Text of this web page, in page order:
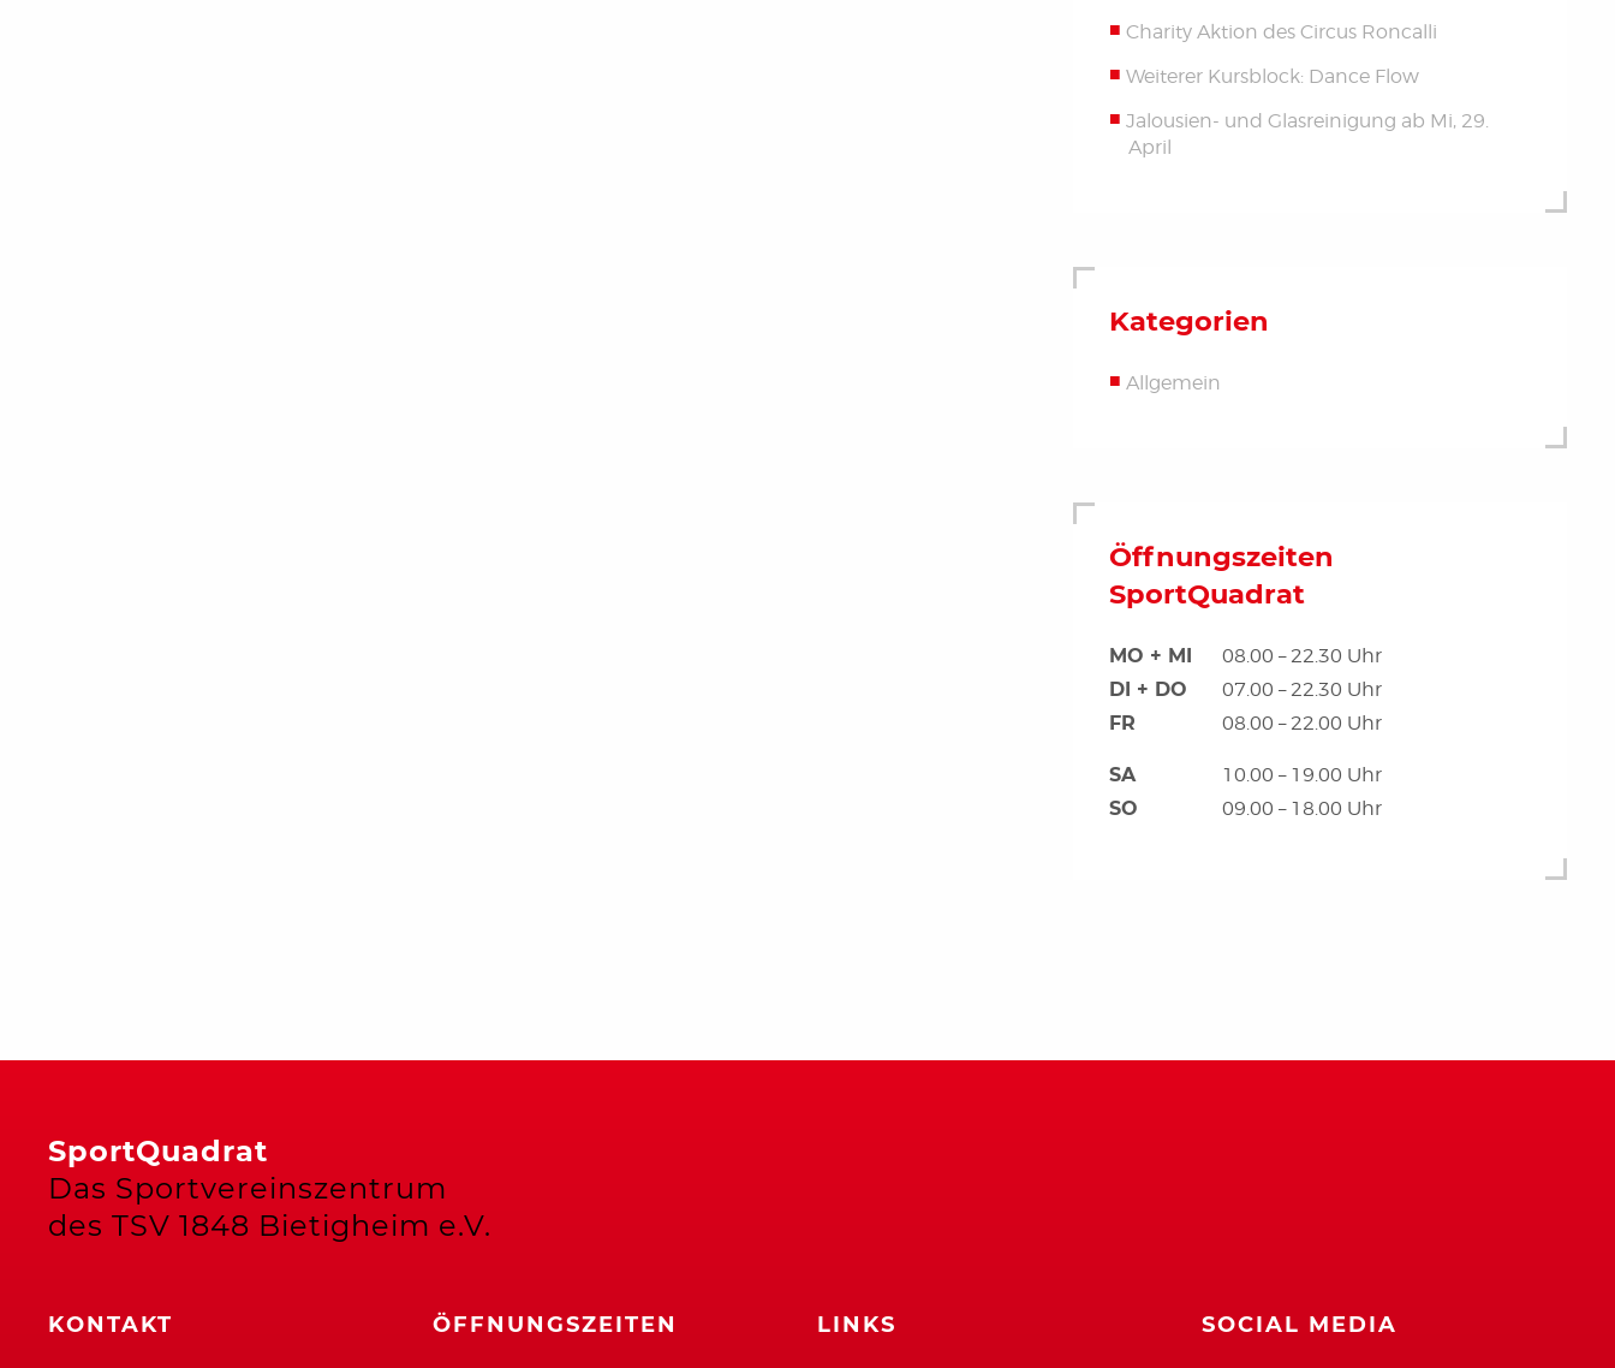
Charity Aktion des Circus Roncalli
Weiterer Kursblock: Dance Flow
Jalousien- und Glasreinigung ab Mi, 29.
April
Kategorien
Allgemein
Öffnungszeiten
SportQuadrat
MO + MI
08.00 – 22.30 Uhr
DI + DO
07.00 – 22.30 Uhr
FR
08.00 – 22.00 Uhr
SA
10.00 – 19.00 Uhr
SO
09.00 – 18.00 Uhr
SportQuadrat
Das Sportvereinszentrum
des TSV 1848 Bietigheim e.V.
KONTAKT ÖFFNUNGSZEITEN LINKS SOCIAL MEDIA